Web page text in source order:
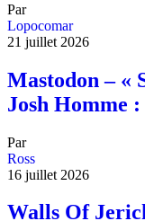
Par
Lopocomar
21 juillet 2026
Mastodon – «
Josh Homme
Par
Ross
16 juillet 2026
Walls Of